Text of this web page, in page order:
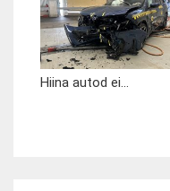
Hiina autod ei...